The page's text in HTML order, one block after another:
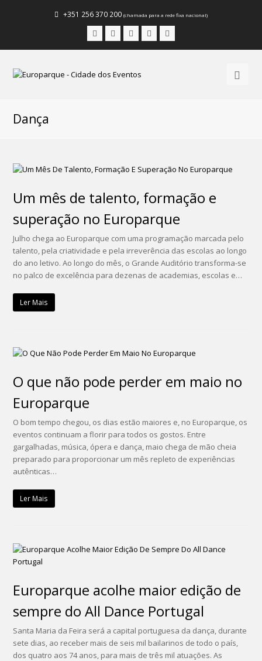
+351 256 370 200 (chamada para a rede fixa nacional)
FacebookInstagram
LinkedInYoutube
Dança
Um mês de talento, formação e
superação no Europarque
Julho chega ao Europarque com uma programação marcada pelo
talento, pela criatividade e pela irreverência das escolas ao longo
do ano letivo. Ao longo do mês, o Grande Auditório transforma-se
no palco de excelência para dezenas de academias, escolas e…
Ler Mais
O que não pode perder em maio no
Europarque
O bom tempo chegou, os dias estão maiores e, no Europarque, os
eventos continuam a florir para todos os gostos. Entre
gargalhadas, música, ópera e dança, maio chega de mão cheia
preparado para proporcionar um mês repleto de experiências
autênticas…
Ler Mais
Europarque acolhe maior edição de
sempre do All Dance Portugal
Santa Maria da Feira será a capital portuguesa da dança, durante
sete dias, ao receber mais de seis mil bailarinos de todo o país,
dos quatro aos 74 anos, para mais de três mil atuações. As